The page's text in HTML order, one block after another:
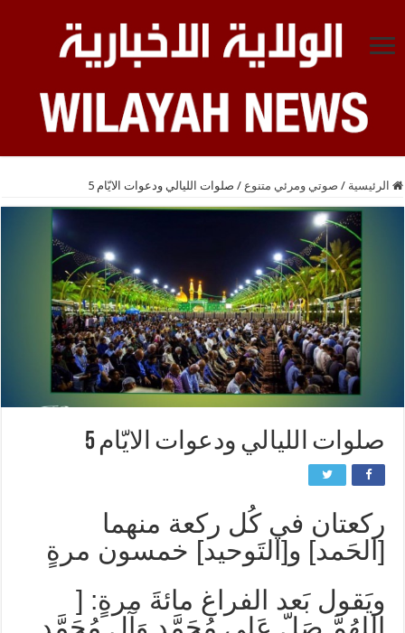
الرئيسية / صوتي ومرئي متنوع / صلوات الليالي ودعوات الايّام 5
صلوات الليالي ودعوات الايّام 5
ركعتان في ‌كُل ركعة منهما
[الحَمد] و[التَوحيد] خمسون مرةٍ
ويَقول بَعد الفراغ مائةَ مرةٍ: [